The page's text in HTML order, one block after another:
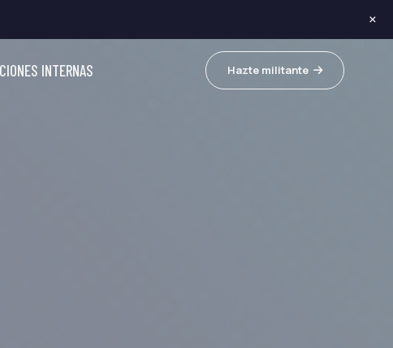
×
INTERNAS Hazte militante